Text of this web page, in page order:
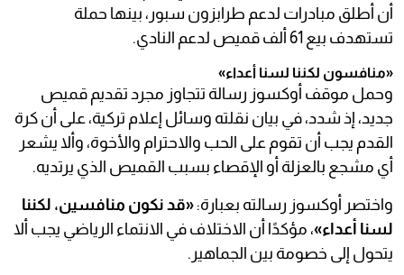
أن أطلق مبادرات لدعم طرابزون سبور، بينها حملة
تستهدف بيع 61 ألف قميص لدعم النادي.
«منافسون لكننا لسنا أعداء»
وحمل موقف أوكسوز رسالة تتجاوز مجرد تقديم قميص
جديد، إذ شدد، في بيان نقلته وسائل إعلام تركية، على أن كرة
القدم يجب أن تقوم على الحب والاحترام والأخوة، وألا يشعر
أي مشجع بالعزلة أو الإقصاء بسبب القميص الذي يرتديه.
واختصر أوكسوز رسالته بعبارة: «قد نكون منافسين، لكننا
لسنا أعداء»، مؤكدًا أن الاختلاف في الانتماء الرياضي يجب ألا
يتحول إلى خصومة بين الجماهير.